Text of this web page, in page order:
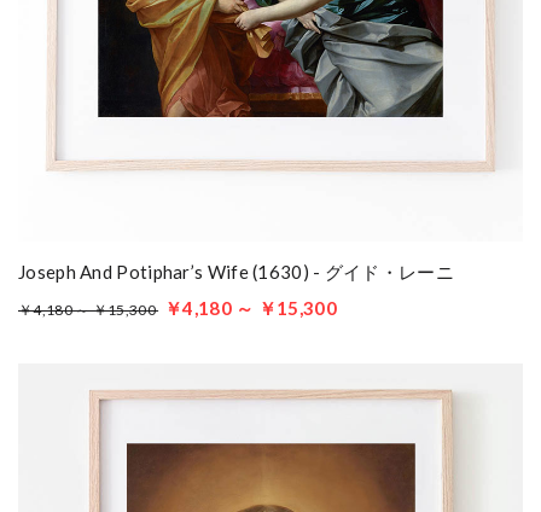
Joseph And Potiphar’s Wife (1630) - グイド・レーニ
￥4,180 ～ ￥15,300 ￥4,180 ～ ￥15,300